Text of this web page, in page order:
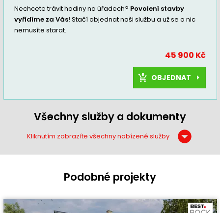
Nechcete trávit hodiny na úřadech? Povolení stavby
vyřídíme za Vás! Stačí objednat naši službu a už se o nic
nemusíte starat.
45 900 Kč
OBJEDNAT
Všechny služby a dokumenty
Kliknutím zobrazíte všechny nabízené služby
Podobné projekty